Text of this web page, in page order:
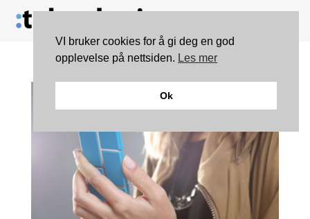
VI bruker cookies for å gi deg en god
opplevelse på nettsiden. Les mer
Ok